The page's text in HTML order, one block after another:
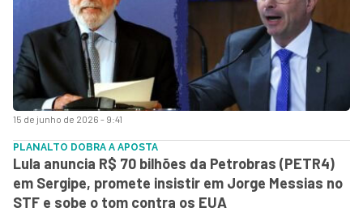
15 de junho de 2026 - 9:41
PLANALTO DOBRA A APOSTA
Lula anuncia R$ 70 bilhões da Petrobras (PETR4)
em Sergipe, promete insistir em Jorge Messias no
STF e sobe o tom contra os EUA